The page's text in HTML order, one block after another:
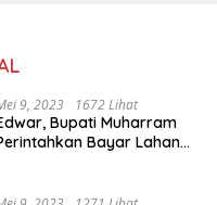
9, 2023 1672 Lihat
Bupati Muharram
Bayar Lahan